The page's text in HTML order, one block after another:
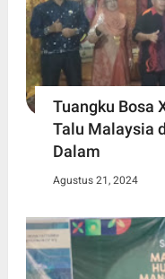
Tuangku Bosa
Talu Malaysia
Dalam
Agustus 21, 2024